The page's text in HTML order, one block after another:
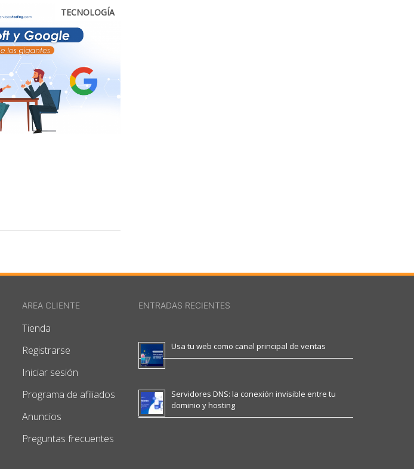
TECNOLOGÍA
AREA CLIENTE
Tienda
Registrarse
Iniciar sesión
Programa de afiliados
Anuncios
Preguntas frecuentes
ENTRADAS RECIENTES
Usa tu web como canal principal de ventas
Servidores DNS: la conexión invisible entre tu
dominio y hosting